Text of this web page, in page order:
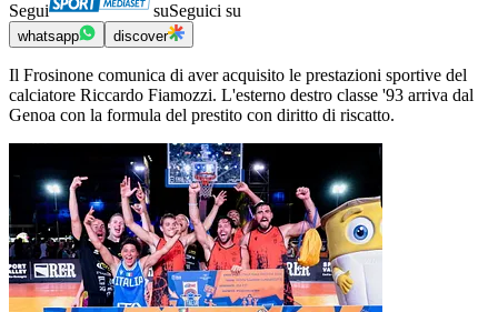
Segui suSeguici su
whatsapp discover
Il Frosinone comunica di aver acquisito le prestazioni sportive del
calciatore Riccardo Fiamozzi. L'esterno destro classe '93 arriva dal
Genoa con la formula del prestito con diritto di riscatto.